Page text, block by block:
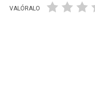
VALÓRALO